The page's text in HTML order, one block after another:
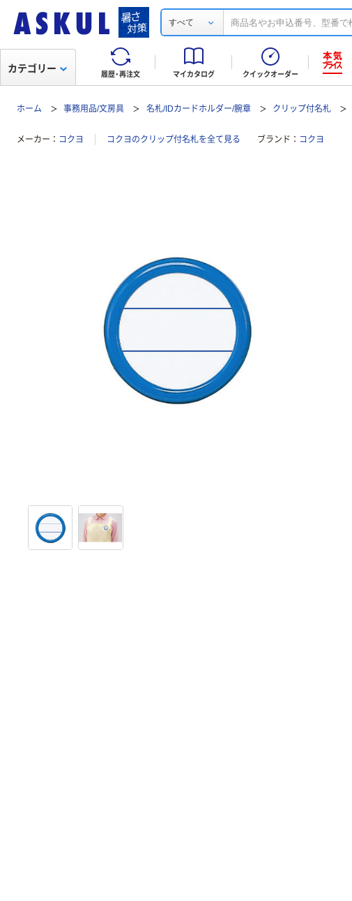
すべて
履歴・再注文 マイカタログ クイックオーダー
カテゴリー
ホーム 事務用品/文房具 名札/IDカードホルダー/腕章 クリップ付名札
メーカー コクヨ コクヨのクリップ付名札を全て見る ブランド コクヨ